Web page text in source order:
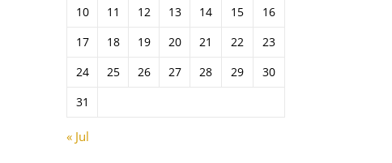
10
11 12 13 14 15
16
17
18 19 20 21 22
23
24
25 26 27 28 29
30
31
« Jul